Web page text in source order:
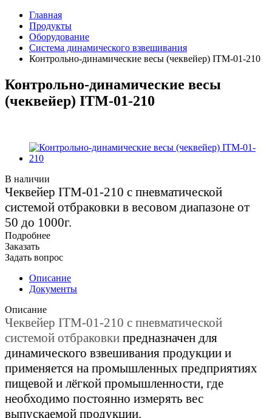
Главная
Продукты
Оборудование
Система динамического взвешивания
Контрольно-динамические весы (чеквейер) ITM-01-210
Контрольно-динамические весы
(чеквейер) ITM-01-210
В наличии
Чеквейер ITM-01-210 с пневматической
системой отбраковки в весовом диапазоне от
50 до 1000г.
Подробнее
Заказать
Задать вопрос
Описание
Документы
Описание
Чеквейер ITM-01-210 с пневматической
системой отбраковки предназначен для
динамического взвешивания продукции и
применяется на промышленных предприятиях
пищевой и лёгкой промышленности, где
необходимо постоянно измерять вес
выпускаемой продукции.